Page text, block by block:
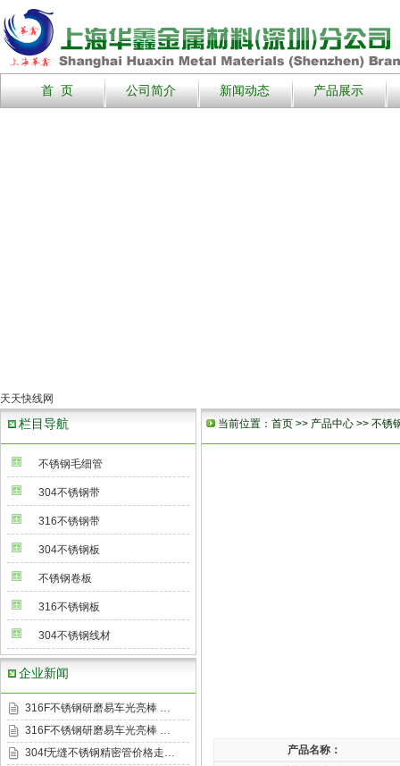
首 页 公司简介 新闻动态 产品展示
天天快线网
栏目导航
不锈钢毛细管
304不锈钢带
316不锈钢带
304不锈钢板
不锈钢卷板
316不锈钢板
304不锈钢线材
企业新闻
316F不锈钢研磨易车光亮棒 …
316F不锈钢研磨易车光亮棒 …
304f无缝不锈钢精密管价格走…
当前位置： 首页 >> 产品中心 >> 不锈
产品名称：